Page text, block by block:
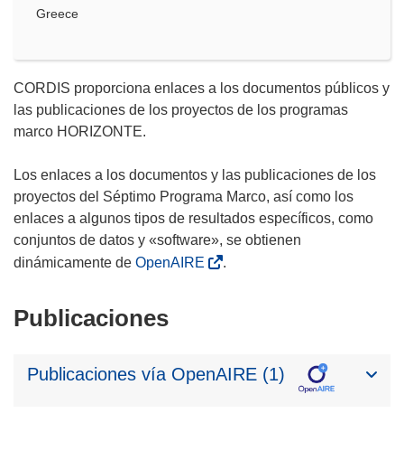
Greece
CORDIS proporciona enlaces a los documentos públicos y
las publicaciones de los proyectos de los programas
marco HORIZONTE.
Los enlaces a los documentos y las publicaciones de los
proyectos del Séptimo Programa Marco, así como los
enlaces a algunos tipos de resultados específicos, como
conjuntos de datos y «software», se obtienen
dinámicamente de OpenAIRE .
Publicaciones
Publicaciones vía OpenAIRE (1)